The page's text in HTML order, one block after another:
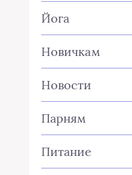
Йога
Новичкам
Новости
Парням
Питание